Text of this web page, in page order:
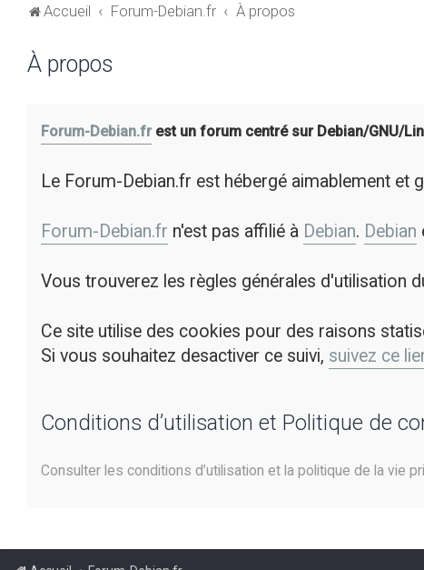
Accueil Forum-Debian.fr À propos
À propos
Forum-Debian.fr est un forum centré sur Debian/GNU/
Le Forum-Debian.fr est hébergé aimablement et
Forum-Debian.fr n'est pas affilié à Debian. Debian
Vous trouverez les règles générales d'utilisation
Ce site utilise des cookies pour des raisons
Si vous souhaitez desactiver ce suivi, suivez ce
Conditions d’utilisation et Politique de
Consulter les conditions d’utilisation et la politique de la vie